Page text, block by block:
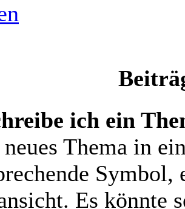
ich ein
Thema in
Es könnte